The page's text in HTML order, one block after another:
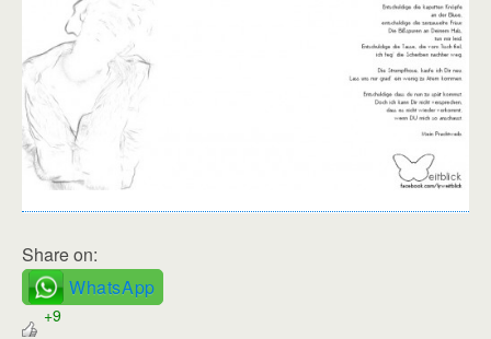
Share on:
WhatsApp
+9